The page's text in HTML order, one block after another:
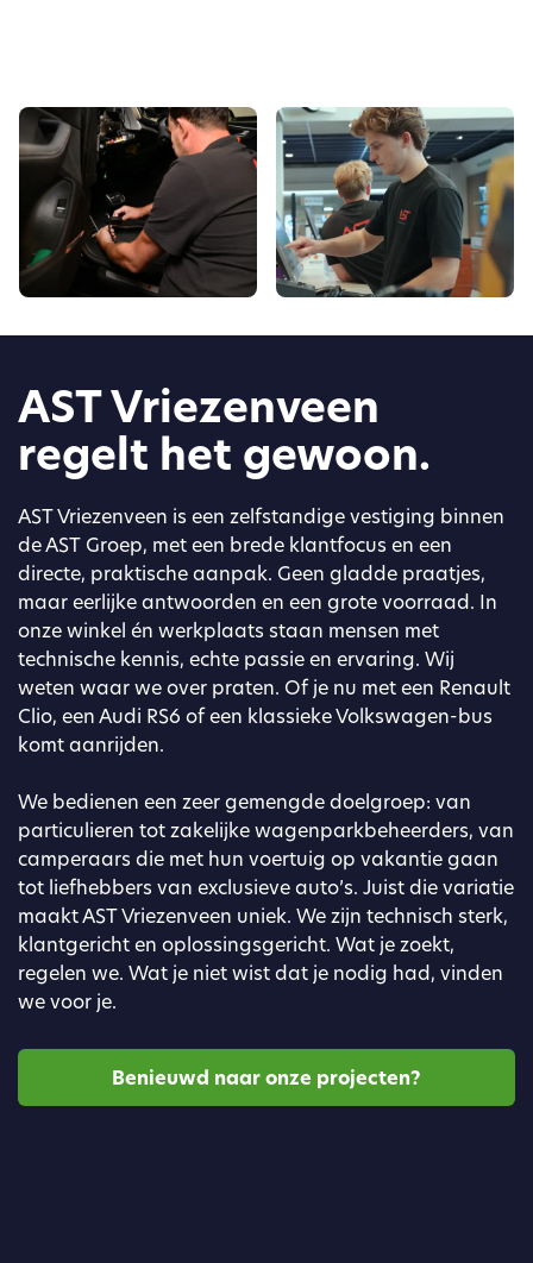
AST Vriezenveen
regelt het gewoon.
AST Vriezenveen is een zelfstandige vestiging binnen
de AST Groep, met een brede klantfocus en een
directe, praktische aanpak. Geen gladde praatjes,
maar eerlijke antwoorden en een grote voorraad. In
onze winkel én werkplaats staan mensen met
technische kennis, echte passie en ervaring. Wij
weten waar we over praten. Of je nu met een Renault
Clio, een Audi RS6 of een klassieke Volkswagen-bus
komt aanrijden.
We bedienen een zeer gemengde doelgroep: van
particulieren tot zakelijke wagenparkbeheerders, van
camperaars die met hun voertuig op vakantie gaan
tot liefhebbers van exclusieve auto’s. Juist die variatie
maakt AST Vriezenveen uniek. We zijn technisch sterk,
klantgericht en oplossingsgericht. Wat je zoekt,
regelen we. Wat je niet wist dat je nodig had, vinden
we voor je.
Benieuwd naar onze projecten?